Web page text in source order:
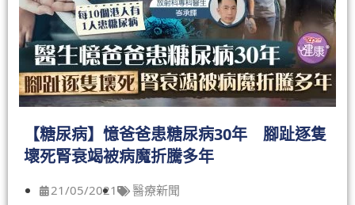
【糖尿病】憶爸爸患糖尿病30年 腳趾逐隻
壞死腎衰竭被病魔折騰多年
21/05/2021 醫療新聞